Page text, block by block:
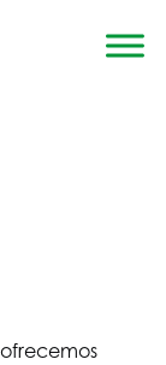
ofrecemos